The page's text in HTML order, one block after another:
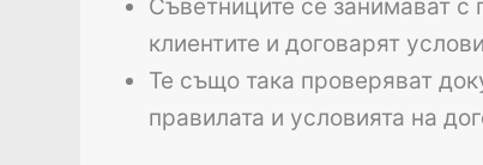
Съветниците се занимават с
клиентите и договарят
Те също така проверяват
правилата и условията на